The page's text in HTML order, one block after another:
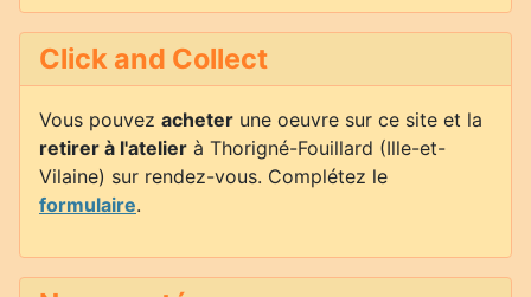
Click and Collect
Vous pouvez acheter une oeuvre sur ce site et la
retirer à l'atelier à Thorigné-Fouillard (Ille-et-
Vilaine) sur rendez-vous. Complétez le
formulaire.